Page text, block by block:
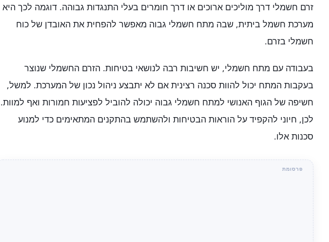
זרם חשמלי דרך מוליכים ארוכים או דרך חומרים בעלי התנגדות גבוהה. דוגמה לכך היא
מערכת חשמל ביתית, שבה מתח חשמלי גבוה מאפשר להפחית את האובדן של כוח
חשמלי בזרם.
בעבודה עם מתח חשמלי, יש חשיבות רבה לנושאי בטיחות. הזרם החשמלי שנוצר
בעקבות המתח יכול להוות סכנה רצינית אם לא יתבצע ניהול נכון של המערכת. למשל,
חשיפה של הגוף האנושי למתח חשמלי גבוה יכולה להוביל לפציעות חמורות ואף למוות.
לכן, חיוני להקפיד על הוראות הבטיחות ולהשתמש בהתקנים המתאימים כדי למנוע
סכנות אלו.